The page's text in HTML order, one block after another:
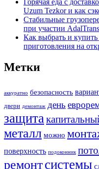
Горячая еда с
Uzum Tezkor и как
Стабильные
при участии
Как выбрать и
приготовления на
Метки
аккуратно безопасность
двери демонтаж день
защита
металл можно
поверхность подоконник
ремонтсистемы